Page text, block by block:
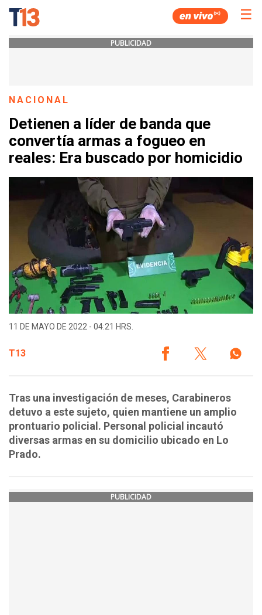
☰
PUBLICIDAD
NACIONAL
Detienen a líder de banda que
convertía armas a fogueo en
reales: Era buscado por homicidio
11 DE MAYO DE 2022 - 04:21 HRS.
T13
Tras una investigación de meses, Carabineros
detuvo a este sujeto, quien mantiene un amplio
prontuario policial. Personal policial incautó
diversas armas en su domicilio ubicado en Lo
Prado.
PUBLICIDAD